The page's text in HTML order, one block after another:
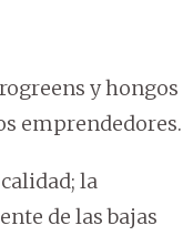
y hongos
emprendedores.
la
de las bajas